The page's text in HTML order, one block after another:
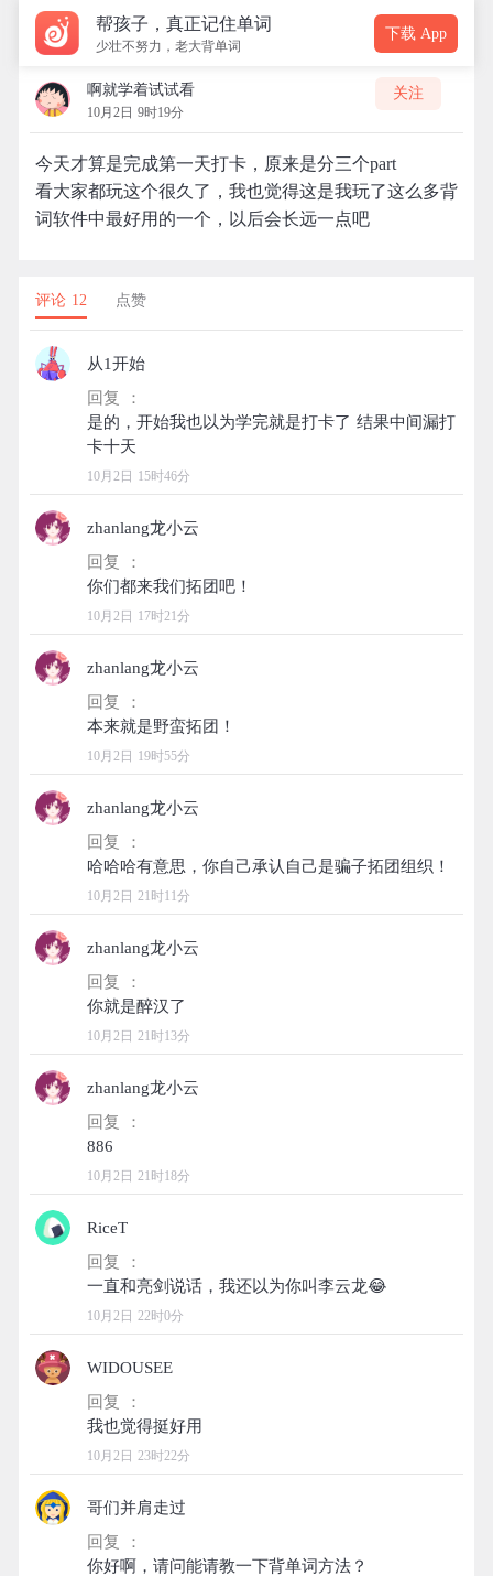
帮孩子，真正记住单词
少壮不努力，老大背单词
下载 App
啊就学着试试看
10月2日 9时19分
关注
今天才算是完成第一天打卡，原来是分三个part
看大家都玩这个很久了，我也觉得这是我玩了这么多背
词软件中最好用的一个，以后会长远一点吧
评论 12 点赞
从1开始
回复 ：
是的，开始我也以为学完就是打卡了 结果中间漏打
10月2日 15时46分
zhanlang龙小云
回复 ：
10月2日 17时21分
zhanlang龙小云
回复 ：
10月2日 19时55分
zhanlang龙小云
回复 ：
10月2日 21时11分
zhanlang龙小云
回复 ：
10月2日 21时13分
zhanlang龙小云
回复 ：
10月2日 21时18分
RiceT
回复 ：
10月2日 22时0分
WIDOUSEE
回复 ：
10月2日 23时22分
哥们并肩走过
回复 ：